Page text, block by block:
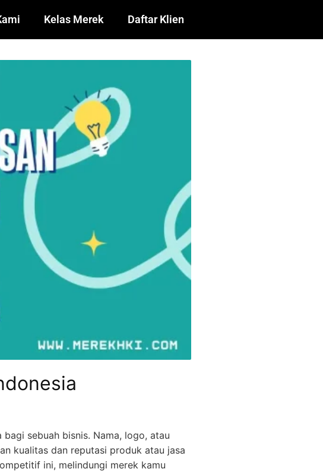
Kelas Merek Daftar Klien
sebuah bisnis. Nama, logo, atau
kualitas dan reputasi produk atau jasa
ini, melindungi merek kamu